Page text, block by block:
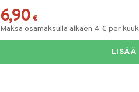
6,90 €
Maksa osamaksulla alkaen 4 € per
LISÄÄ